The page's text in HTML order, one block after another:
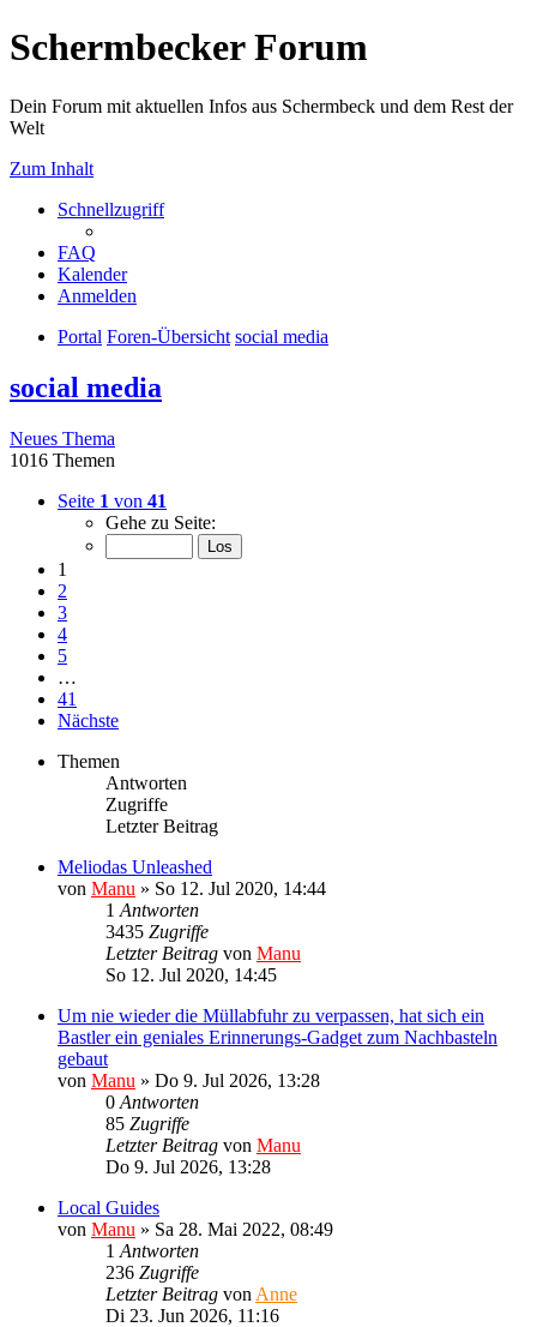
Schermbecker Forum
Dein Forum mit aktuellen Infos aus Schermbeck und dem Rest der
Welt
Zum Inhalt
Schnellzugriff
FAQ
Kalender
Anmelden
Portal Foren-Übersicht social media
social media
Neues Thema
1016 Themen
Seite 1 von 41
Gehe zu Seite:
1
2
3
4
5
…
41
Nächste
Themen
Antworten
Zugriffe
Letzter Beitrag
Meliodas Unleashed
von Manu » So 12. Jul 2020, 14:44
1 Antworten
3435 Zugriffe
Letzter Beitrag von Manu
So 12. Jul 2020, 14:45
Um nie wieder die Müllabfuhr zu verpassen, hat sich ein
Bastler ein geniales Erinnerungs-Gadget zum Nachbasteln
gebaut
von Manu » Do 9. Jul 2026, 13:28
0 Antworten
85 Zugriffe
Letzter Beitrag von Manu
Do 9. Jul 2026, 13:28
Local Guides
von Manu » Sa 28. Mai 2022, 08:49
1 Antworten
236 Zugriffe
Letzter Beitrag von Anne
Di 23. Jun 2026, 11:16